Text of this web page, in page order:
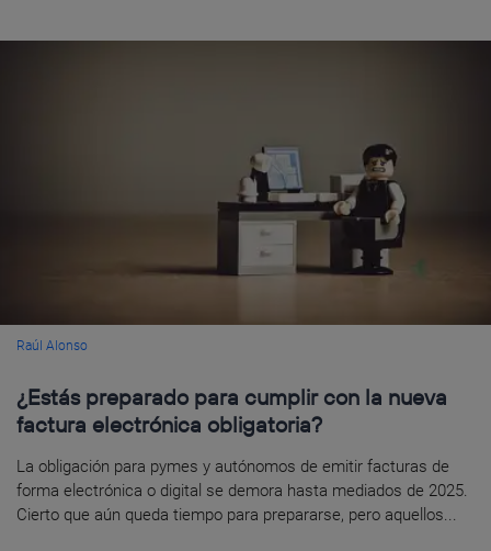
Raúl Alonso
¿Estás preparado para cumplir con la nueva
factura electrónica obligatoria?
La obligación para pymes y autónomos de emitir facturas de
forma electrónica o digital se demora hasta mediados de 2025.
Cierto que aún queda tiempo para prepararse, pero aquellos...